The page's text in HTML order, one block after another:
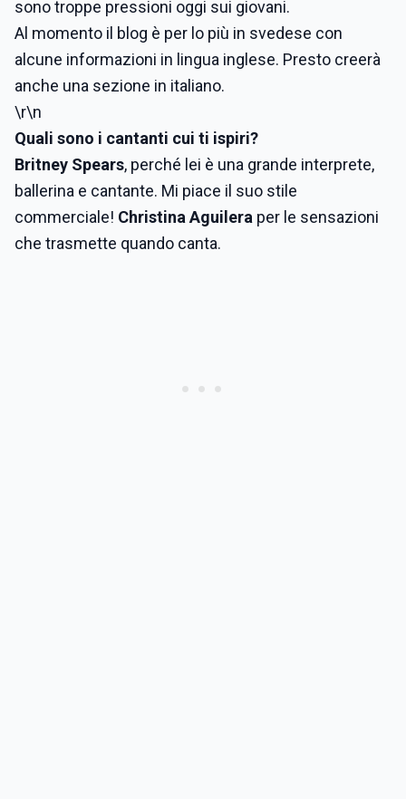
sono troppe pressioni oggi sui giovani.
Al momento il blog è per lo più in svedese con
alcune informazioni in lingua inglese. Presto creerà
anche una sezione in italiano.
\r\n
Quali sono i cantanti cui ti ispiri?
Britney Spears, perché lei è una grande interprete,
ballerina e cantante. Mi piace il suo stile
commerciale! Christina Aguilera per le sensazioni
che trasmette quando canta.